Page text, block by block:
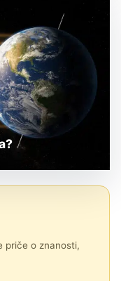
priče o znanosti,